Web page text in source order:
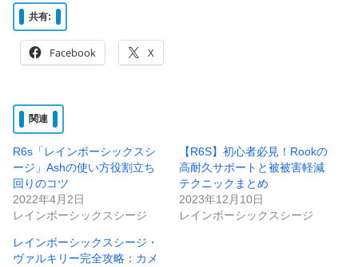
共有:
Facebook X
関連
R6s「レインボーシックスシ
ージ」Ashの使い方役割立ち
回りのコツ
2022年4月2日
レインボーシックスシージ
【R6S】初心者必見！Rookの
高耐久サポートと被被害軽減
テクニックまとめ
2023年12月10日
レインボーシックスシージ
レインボーシックスシージ・
ヴァルキリー完全攻略：カメ